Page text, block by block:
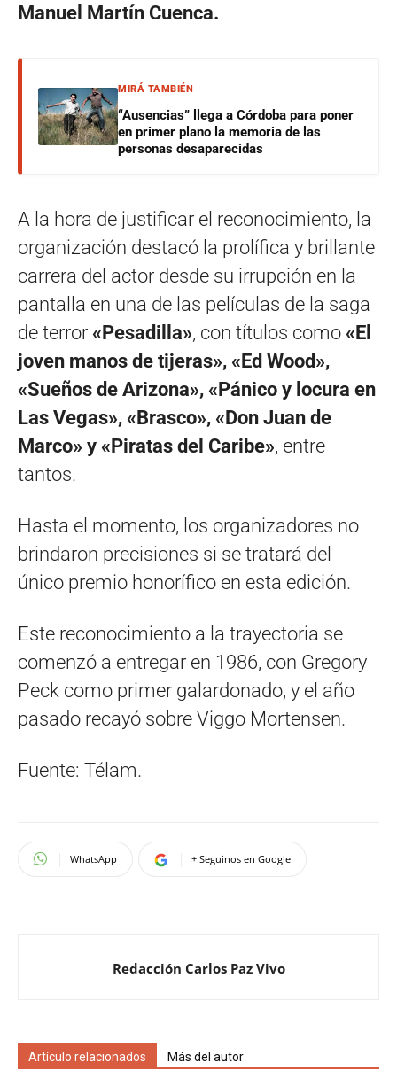
Manuel Martín Cuenca.
MIRÁ TAMBIÉN
“Ausencias” llega a Córdoba para poner
en primer plano la memoria de las
personas desaparecidas
A la hora de justificar el reconocimiento, la
organización destacó la prolífica y brillante
carrera del actor desde su irrupción en la
pantalla en una de las películas de la saga
de terror «Pesadilla», con títulos como «El
joven manos de tijeras», «Ed Wood»,
«Sueños de Arizona», «Pánico y locura en
Las Vegas», «Brasco», «Don Juan de
Marco» y «Piratas del Caribe», entre
tantos.
Hasta el momento, los organizadores no
brindaron precisiones si se tratará del
único premio honorífico en esta edición.
Este reconocimiento a la trayectoria se
comenzó a entregar en 1986, con Gregory
Peck como primer galardonado, y el año
pasado recayó sobre Viggo Mortensen.
Fuente: Télam.
WhatsApp + Seguinos en Google
Redacción Carlos Paz Vivo
Artículo relacionados Más del autor